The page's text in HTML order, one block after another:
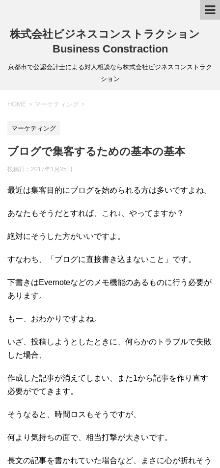
株式会社ビジネスコンストラクション
Business Constraction
京都市で公認会計士による対人相談なら株式会社ビジネスコンストラク
ション
HOME > マーケティング >
マーケティング
ブログで集客するための基本の基本
投稿日： 2017年1月25日
最近は集客目的にブログを始められる方は多いですよね。
あなたもそうだとすれば、これ↓、やってますか？
絶対にそうした方がいいですよ。
すなわち、「ブログに直接書き込まないこと」です。
下書きはEvernoteなどのメモ機能のあるものに行う必要が
あります。
もー、おわかりですよね。
いざ、投稿しようとしたときに、何らかのトラブルで失敗
した場合、
作成した記事が消えてしまい、また1から記事を作り直す
必要がでてきます。
そうなると、時間ロスもそうですが、
何より気持ちの面で、相当打撃が大きいです。
長文の記事を書かれていた場合など、まさに心が折れそう